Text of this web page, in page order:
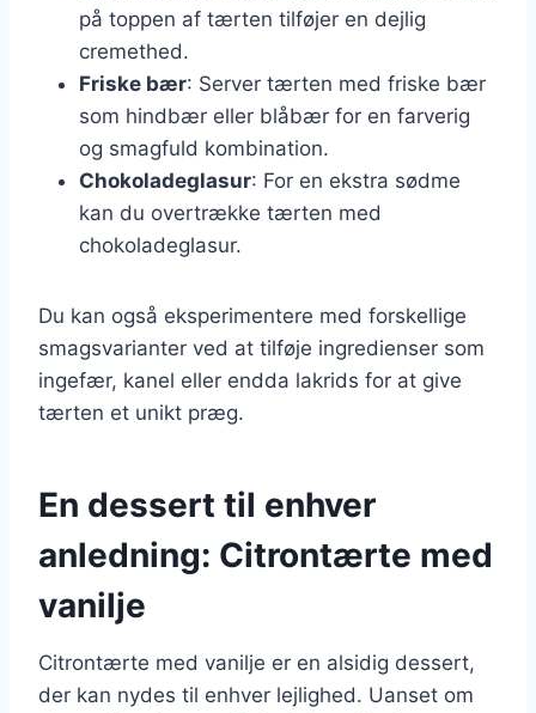
på toppen af tærten tilføjer en dejlig
cremethed.
Friske bær: Server tærten med friske bær
som hindbær eller blåbær for en farverig
og smagfuld kombination.
Chokoladeglasur: For en ekstra sødme
kan du overtrække tærten med
chokoladeglasur.
Du kan også eksperimentere med forskellige
smagsvarianter ved at tilføje ingredienser som
ingefær, kanel eller endda lakrids for at give
tærten et unikt præg.
En dessert til enhver
anledning: Citrontærte med
vanilje
Citrontærte med vanilje er en alsidig dessert,
der kan nydes til enhver lejlighed. Uanset om